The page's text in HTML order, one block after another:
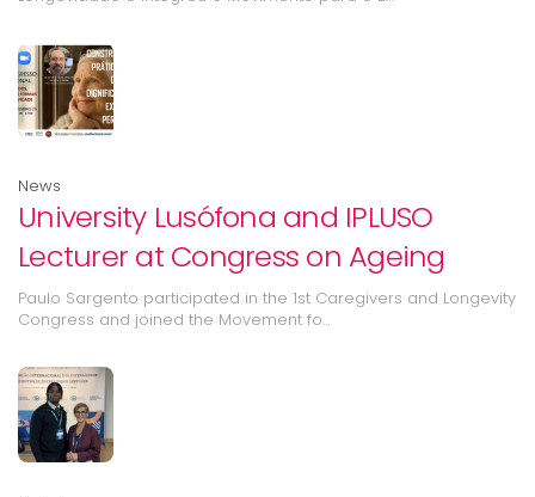
News
University Lusófona and IPLUSO
Lecturer at Congress on Ageing
Paulo Sargento participated in the 1st Caregivers and Longevity
Congress and joined the Movement fo…